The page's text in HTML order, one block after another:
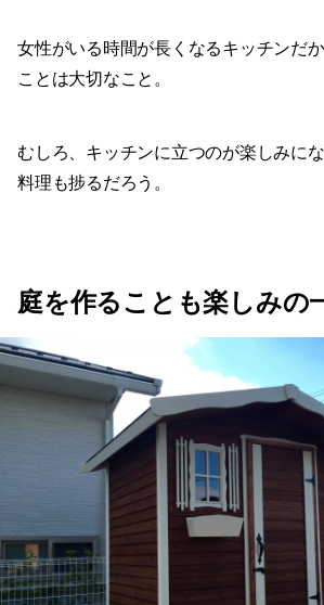
女性がいる時間が長くなるキッチンだ
ことは大切なこと。
むしろ、キッチンに立つのが楽しみに
料理も捗るだろう。
庭を作ることも楽しみの